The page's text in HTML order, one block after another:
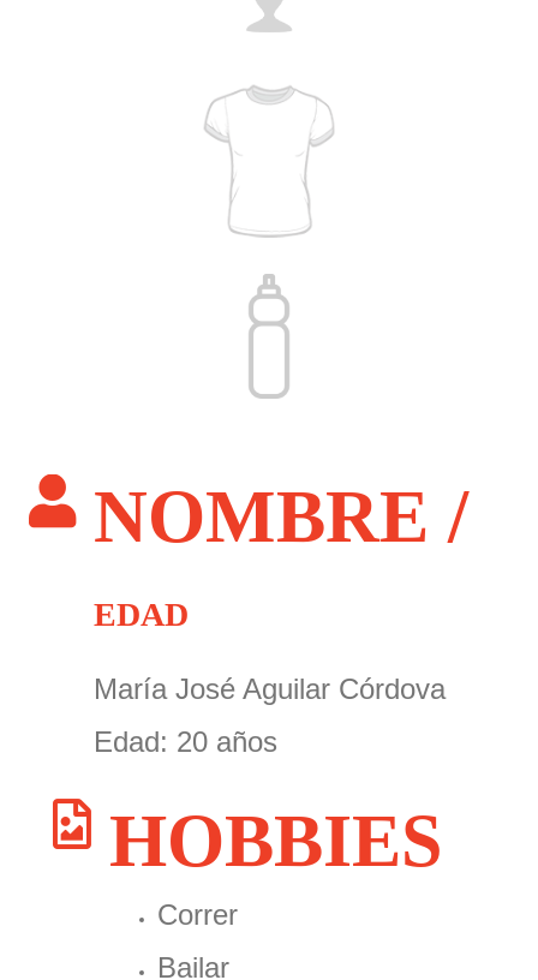
NOMBRE /
EDAD
María José Aguilar Córdova
Edad: 20 años
HOBBIES
Correr
Bailar